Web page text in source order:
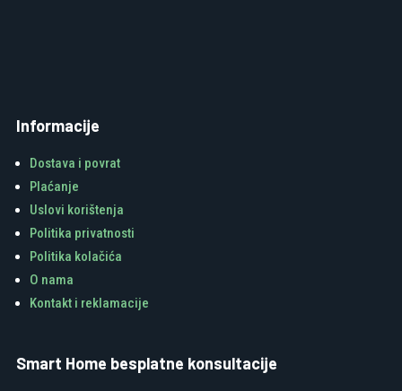
Informacije
Dostava i povrat
Plaćanje
Uslovi korištenja
Politika privatnosti
Politika kolačića
O nama
Kontakt i reklamacije
Smart Home besplatne konsultacije